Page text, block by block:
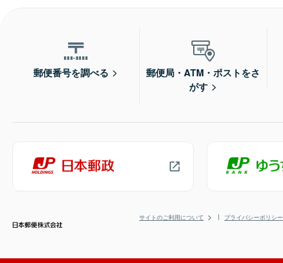
郵便番号を調べる
郵便局・ATM・ポストをさ
がす
サイトのご利用について プライバシーポリシー